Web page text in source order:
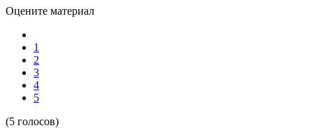
Оцените материал
1
2
3
4
5
(5 голосов)